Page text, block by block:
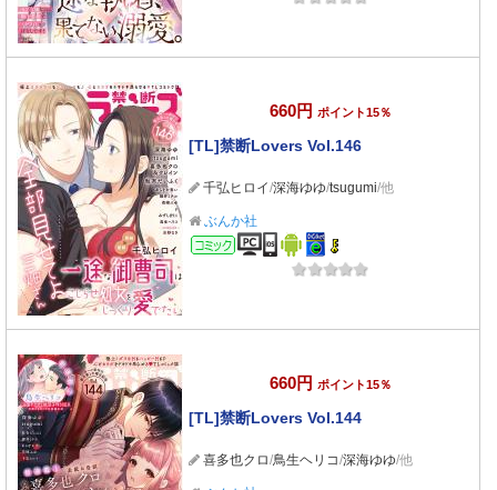
660円 ポイント15％
[TL]禁断Lovers Vol.146
千弘ヒロイ/深海ゆゆ/tsugumi/他
ぶんか社
コミック
660円 ポイント15％
[TL]禁断Lovers Vol.144
喜多也クロ/鳥生ヘリコ/深海ゆゆ/他